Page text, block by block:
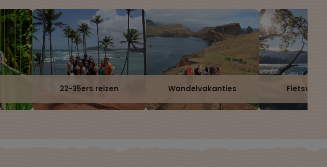
22-35ers reizen Wandelvakanties